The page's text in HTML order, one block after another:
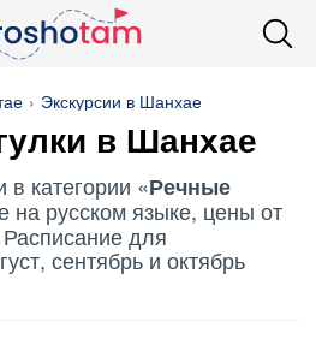
Экскурсии в Шанхае
в Шанхае
в категории «Речные
на русском языке, цены от
для
сентябрь и октябрь